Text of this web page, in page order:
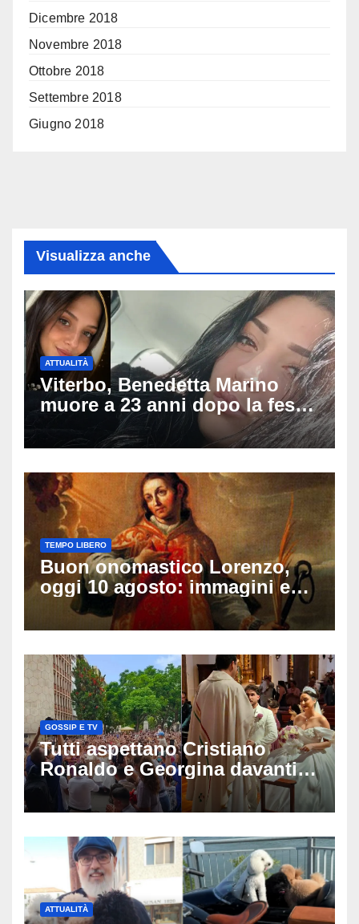
Dicembre 2018
Novembre 2018
Ottobre 2018
Settembre 2018
Giugno 2018
Visualizza anche
ATTUALITÀ
Viterbo, Benedetta Marino
muore a 23 anni dopo la festa
di compleanno: trovata senza
vita nell’ex consorzio, è giallo
TEMPO LIBERO
Buon onomastico Lorenzo,
oggi 10 agosto: immagini e
gif di auguri da condividere
sui social
GOSSIP E TV
Tutti aspettano Cristiano
Ronaldo e Georgina davanti
alla cattedrale: ma il
matrimonio era di un’altra
ATTUALITÀ